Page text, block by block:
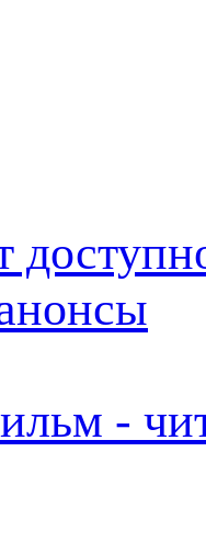
-